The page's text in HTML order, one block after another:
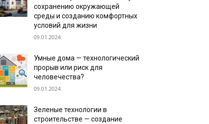
сохранению окружающей
среды и созданию комфортных
условий для жизни
09.01.2024
Умные дома — технологический
прорыв или риск для
человечества?
09.01.2024
Зеленые технологии в
строительстве — создание